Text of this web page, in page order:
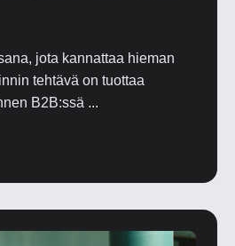
jota kannattaa hieman
tehtävä on tuottaa
B2B:ssä ...